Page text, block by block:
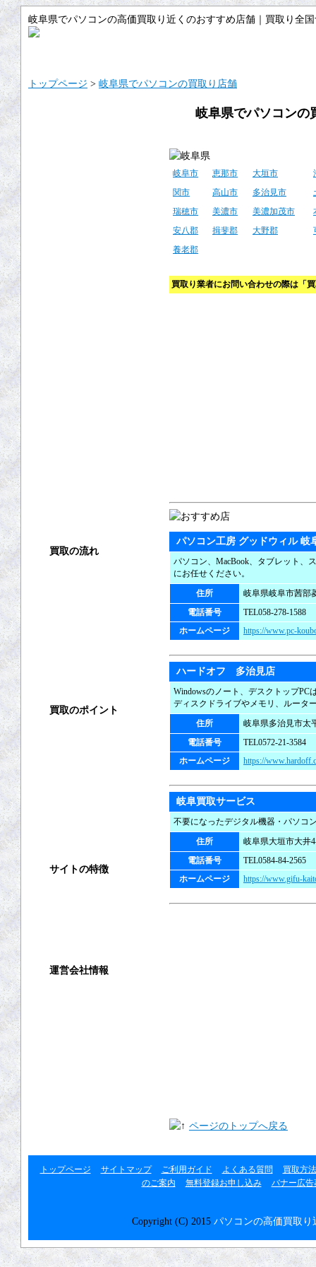
岐阜県でパソコンの高価買取り近くのおすすめ店舗｜買取り全
トップページ > 岐阜県でパソコンの買取り店舗
岐阜県でパソコンの
岐阜市 恵那市 大垣市
関市
高山市 多治見市
瑞穂市
美濃市 美濃加茂市
安八郡
揖斐郡 大野郡
養老郡
買取り業者にお問い合わせの際は「
パソコン工房 グッドウィル 岐
パソコン、MacBook、タブレット、
にお任せください。
住所
岐阜県岐阜市茜部
電話番号
TEL058-278-1588
ホームページ
https://www.pc-
ハードオフ 多治見店
Windowsのノート、デスクトップPC
ディスクドライブやメモリ、ルータ
住所
岐阜県多治見市太
電話番号
TEL0572-21-3584
ホームページ
https://
岐阜買取サービス
不要になったデジタル機器・パソコ
住所
岐阜県大垣市大井
電話番号
TEL0584-84-2565
ホームページ
https://www.gifu-
ページのトップへ戻る
買取の流れ
買取のポイント
サイトの特徴
運営会社情報
トップページ サイトマップ ご利用ガイド よくある質問
買取方法
のご案内
無料登録お申し込み バナー広告
Copyright (C) 2015 パソコンの高価買取